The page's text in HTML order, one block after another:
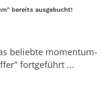
bereits ausgebucht!
beliebte momentum-
fortgeführt ...